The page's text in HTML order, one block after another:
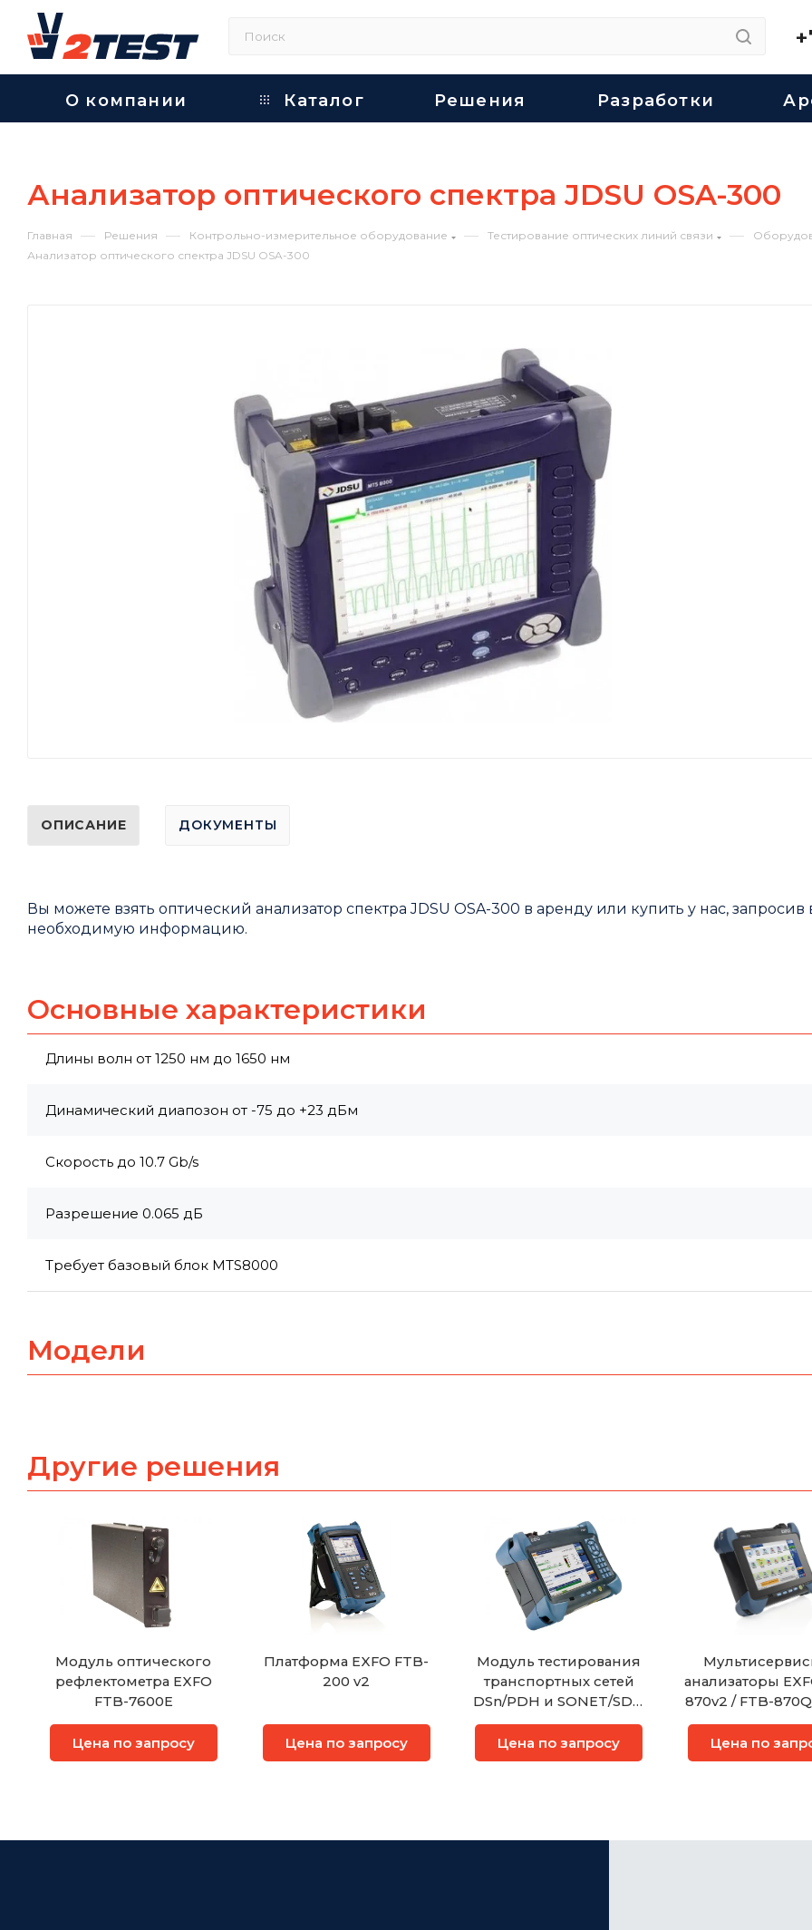
О компании Каталог Решения Разработки
Анализатор оптического спектра JDSU OSA-300
Главная — Решения — Контрольно-измерительное оборудование — Тестирование оптических линий связи —
Анализатор оптического спектра JDSU OSA-300
ОПИСАНИЕ ДОКУМЕНТЫ
Вы можете взять оптический анализатор спектра JDSU OSA-300 в аренду или купить у нас, запросив
необходимую информацию.
Основные характеристики
Длины волн от 1250 нм до 1650 нм
Динамический диапозон от -75 до +23 дБм
Скорость до 10.7 Gb/s
Разрешение 0.065 дБ
Требует базовый блок MTS8000
Модели
Другие решения
Модуль оптического
рефлектометра EXFO
FTB-7600E
Цена по запросу
Платформа EXFO FTB-
200 v2
Цена по запросу
Модуль тестирования
транспортных сетей
DSn/PDH и SONET/SDH
EXFO FTB-810 NetBlazer
Цена по запросу
анализаторы
870v2 / FTB-
880v2 / FTB-
890 / FTB-
NetBlazer
Цена по